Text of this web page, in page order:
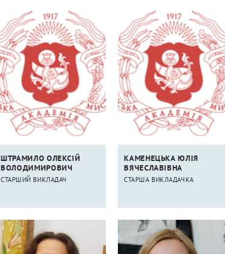
ШТРАМИЛО ОЛЕКСІЙ
ВОЛОДИМИРОВИЧ
СТАРШИЙ ВИКЛАДАЧ
КАМЕНЕЦЬКА ЮЛІЯ
ВЯЧЕСЛАВІВНА
СТАРША ВИКЛАДАЧКА